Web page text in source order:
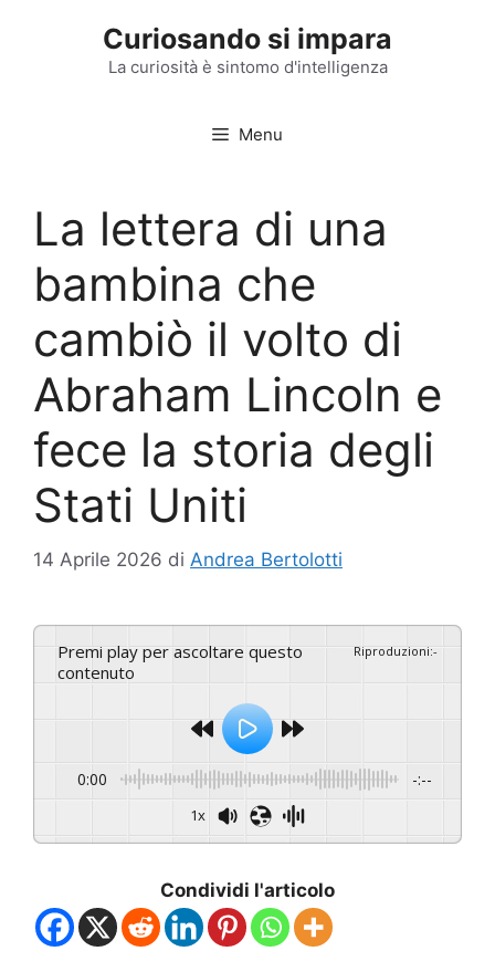
Curiosando si impara
La curiosità è sintomo d'intelligenza
Menu
La lettera di una
bambina che
cambiò il volto di
Abraham Lincoln e
fece la storia degli
Stati Uniti
14 Aprile 2026 di Andrea Bertolotti
Premi play per ascoltare questo
contenuto
Riproduzioni:-
0:00 -:--
1x
Condividi l'articolo